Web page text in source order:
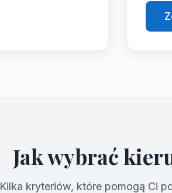
Jak wybrać
Kilka kryteriów, które pomogą Ci